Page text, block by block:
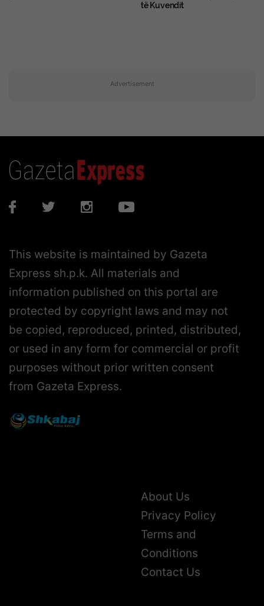
të Kuvendit
Advertisement
This website is maintained by Gazeta
Express sh.p.k. All materials and
information published on this portal are
protected by copyright laws and may not
be copied, reproduced, printed, distributed,
or used in any form for commercial or profit
purposes without prior written consent
from Gazeta Express.
About Us
Privacy Policy
Terms and
Conditions
Contact Us